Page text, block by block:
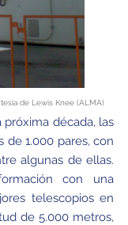
de Lewis Knee (ALMA)
década, las
1.000 pares, con
algunas de ellas.
con una
telescopios en
de 5.000 metros,